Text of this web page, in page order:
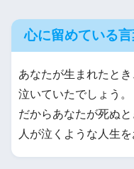
心に留めている
あなたが生まれたと
泣いていたでしょう。
だからあなたが死ぬ
人が泣くような人生を